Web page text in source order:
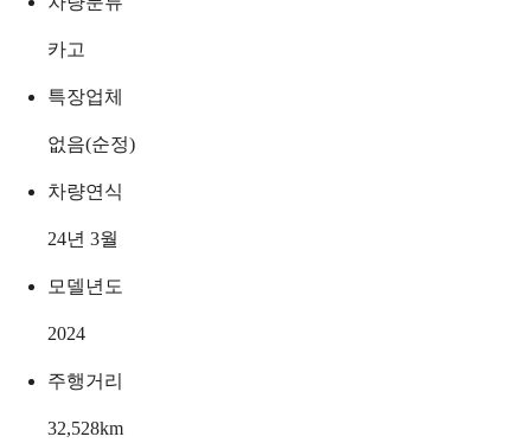
카고
특장업체
없음(순정)
차량연식
24년 3월
모델년도
2024
주행거리
32,528km